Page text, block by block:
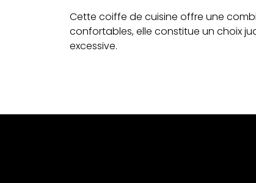
Cette coiffe de cuisine offre une
confortables, elle constitue un choix
excessive.